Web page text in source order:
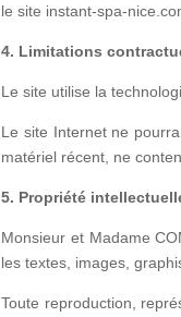
le site instant-spa-
4. Limitations
Le site utilise la
Le site Internet ne
matériel récent, ne
5. Propriété
Monsieur et Madame
les textes, images,
Toute reproduction,